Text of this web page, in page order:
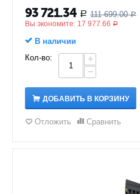
93 721.34 Р 111 699.00 Р
Вы экономите: 17 977.66 Р
В наличии
Кол-во:
+
−
ДОБАВИТЬ В КОРЗИНУ
Отложить Сравнить